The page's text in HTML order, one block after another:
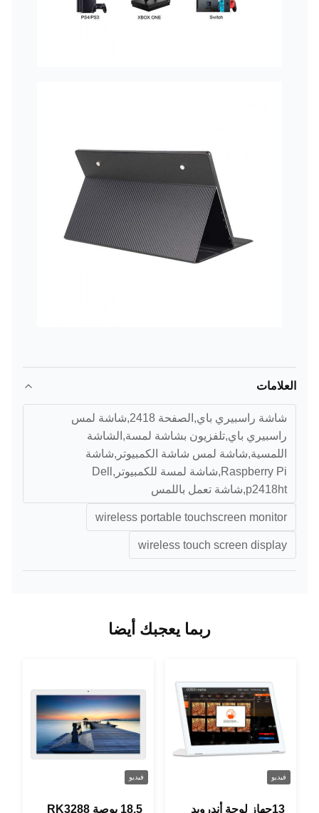
العلامات
شاشة راسبيري باي,الصفحة 2418,شاشة لمس
راسبيري باي,تلفزيون بشاشة لمسة,الشاشة
اللمسية,شاشة لمس شاشة الكمبيوتر,شاشة
Raspberry Pi,شاشة لمسة للكمبيوتر,Dell
p2418ht,شاشة تعمل باللمس
wireless portable touchscreen monitor
wireless touch screen display
ربما يعجبك أيضا
فيديو
13جهاز لوحة أندرويد
فيديو
18.5 بوصة RK3288